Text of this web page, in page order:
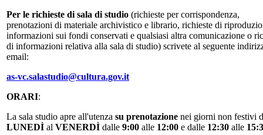
Per le richieste di sala di studio (richieste per corrispondenza,
prenotazioni di materiale archivistico e librario, richieste di
informazioni sui fondi conservati e qualsiasi altra comunicazione o
di informazioni relativa alla sala di studio) scrivete al seguente
email:
as-vc.salastudio@cultura.gov.it
ORARI:
La sala studio apre all'utenza su prenotazione nei giorni non festivi
LUNEDÌ al VENERDÌ dalle 9:00 alle 12:00 e dalle 12:30 alle